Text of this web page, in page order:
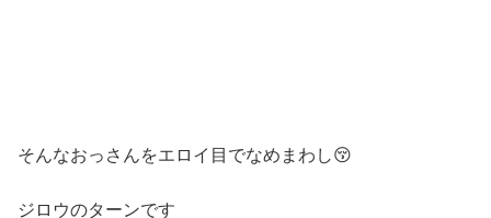
そんなおっさんをエロイ目でなめまわし😚
ジロウのターンです